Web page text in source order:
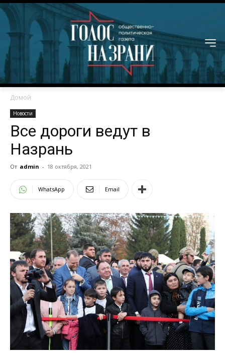
Домой
Новости
Все дороги ведут в
Назрань
От admin - 18 октября, 2021
WhatsApp Email